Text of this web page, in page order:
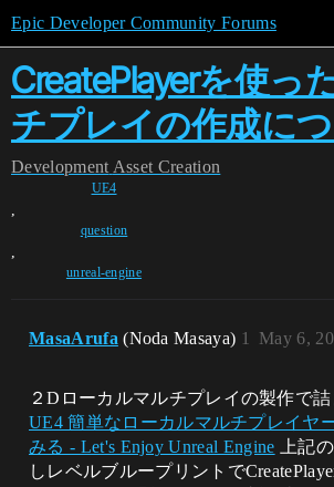
Epic Developer Community Forums
CreatePlayerを使っ
チプレイの作成に
Development Asset Creation
UE4
,
question
,
unreal-engine
MasaArufa (Noda Masaya) May 6,
1
２Dローカルマルチプレイの製作で詰
UE4 簡単なローカルマルチプレイヤ
みる - Let's Enjoy Unreal Engine 上記
しレベルブループリントで